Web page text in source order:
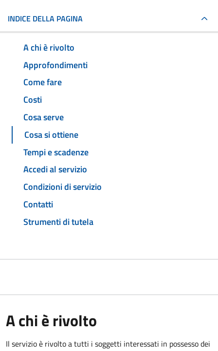
INDICE DELLA PAGINA
A chi è rivolto
Approfondimenti
Come fare
Costi
Cosa serve
Cosa si ottiene
Tempi e scadenze
Accedi al servizio
Condizioni di servizio
Contatti
Strumenti di tutela
A chi è rivolto
Il servizio è rivolto a tutti i soggetti interessati in possesso dei